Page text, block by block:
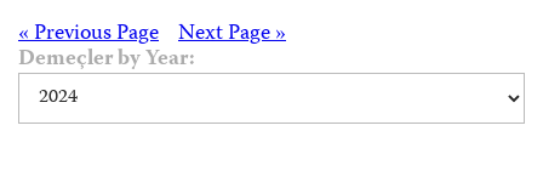
Posts
navigation
Next Page »
« Previous Page
Demeçler by Year: